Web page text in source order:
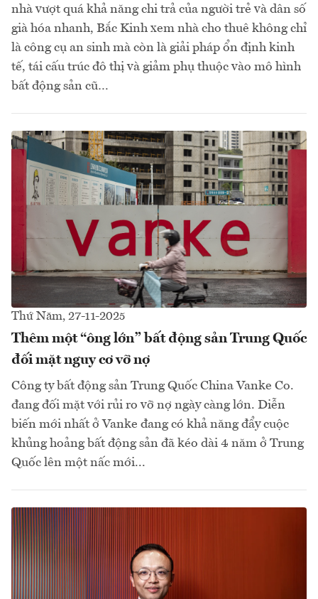
nhà vượt quá khả năng chi trả của người trẻ và dân số
già hóa nhanh, Bắc Kinh xem nhà cho thuê không chỉ
là công cụ an sinh mà còn là giải pháp ổn định kinh
tế, tái cấu trúc đô thị và giảm phụ thuộc vào mô hình
bất động sản cũ…
Thứ Năm, 27-11-2025
Thêm một “ông lớn” bất động sản Trung Quốc
đối mặt nguy cơ vỡ nợ
Công ty bất động sản Trung Quốc China Vanke Co.
đang đối mặt với rủi ro vỡ nợ ngày càng lớn. Diễn
biến mới nhất ở Vanke đang có khả năng đẩy cuộc
khủng hoảng bất động sản đã kéo dài 4 năm ở Trung
Quốc lên một nấc mới...